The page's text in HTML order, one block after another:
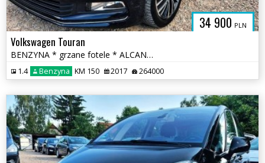
34 900 PLN
Volkswagen Touran
BENZYNA * grzane fotele * ALCANTARA * nawigacja * OKAZJA
1.4 Benzyna KM 150 2017 264000